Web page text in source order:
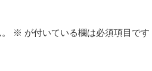
※ が付いている欄は必須項目です